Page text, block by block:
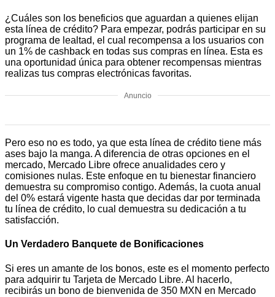
¿Cuáles son los beneficios que aguardan a quienes elijan
esta línea de crédito? Para empezar, podrás participar en su
programa de lealtad, el cual recompensa a los usuarios con
un 1% de cashback en todas sus compras en línea. Esta es
una oportunidad única para obtener recompensas mientras
realizas tus compras electrónicas favoritas.
Anuncio
Pero eso no es todo, ya que esta línea de crédito tiene más
ases bajo la manga. A diferencia de otras opciones en el
mercado, Mercado Libre ofrece anualidades cero y
comisiones nulas. Este enfoque en tu bienestar financiero
demuestra su compromiso contigo. Además, la cuota anual
del 0% estará vigente hasta que decidas dar por terminada
tu línea de crédito, lo cual demuestra su dedicación a tu
satisfacción.
Un Verdadero Banquete de Bonificaciones
Si eres un amante de los bonos, este es el momento perfecto
para adquirir tu Tarjeta de Mercado Libre. Al hacerlo,
recibirás un bono de bienvenida de 350 MXN en Mercado